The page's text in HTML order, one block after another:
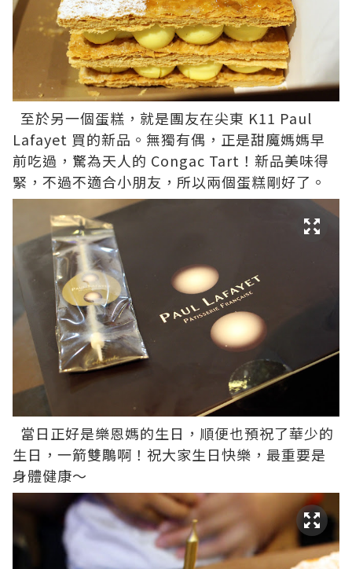
至於另一個蛋糕，就是團友在尖東 K11 Paul
Lafayet 買的新品。無獨有偶，正是甜魔媽媽早
前吃過，驚為天人的 Congac Tart！新品美味得
緊，不過不適合小朋友，所以兩個蛋糕剛好了。
當日正好是樂恩媽的生日，順便也預祝了華少的
生日，一箭雙鵰啊！祝大家生日快樂，最重要是
身體健康～